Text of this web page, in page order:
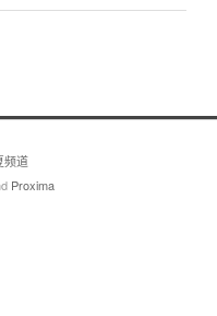
频道
Proxima